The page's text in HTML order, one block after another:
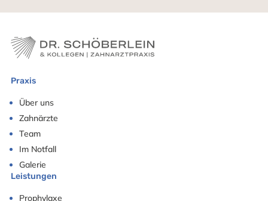
Praxis
Über uns
Zahnärzte
Team
Im Notfall
Galerie
Leistungen
Prophylaxe